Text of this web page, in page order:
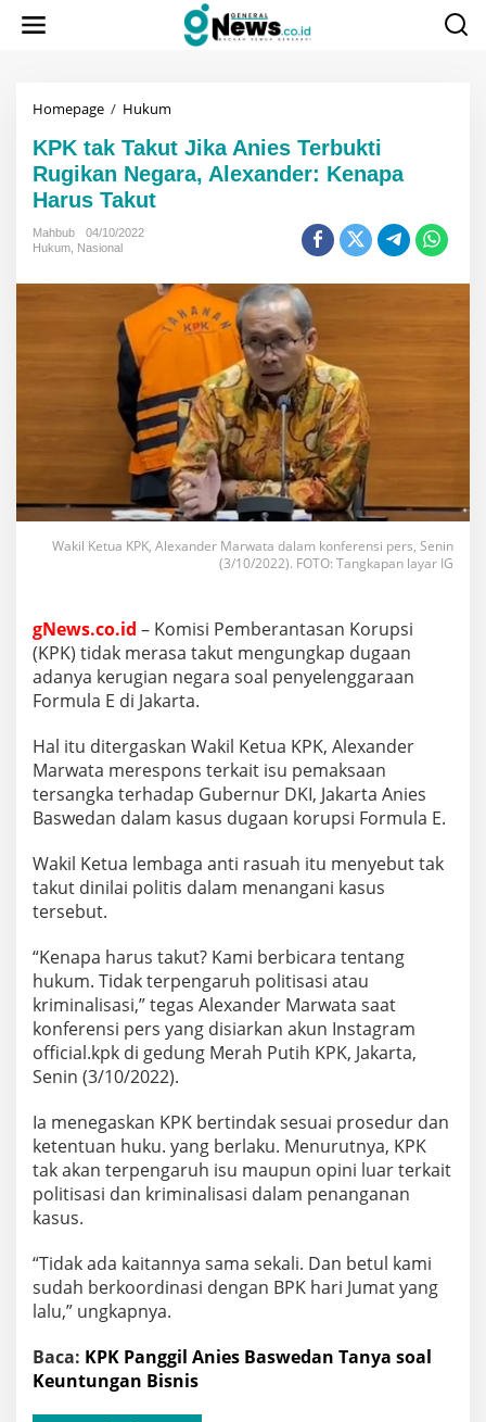
Homepage / Hukum
Takut
Jika
Anies
Kenapa
Harus
Takut
KPK tak Takut Jika Anies Terbukti
Rugikan Negara, Alexander: Kenapa
Harus Takut
Mahbub
04/10/2022
Hukum Nasional
Wakil Ketua KPK, Alexander Marwata dalam konferensi pers, Senin
(3/10/2022). FOTO: Tangkapan layar IG
gNews.co.id – Komisi Pemberantasan Korupsi
(KPK) tidak merasa takut mengungkap dugaan
adanya kerugian negara soal penyelenggaraan
Formula E di Jakarta.
Hal itu ditergaskan Wakil Ketua KPK, Alexander
Marwata merespons terkait isu pemaksaan
tersangka terhadap Gubernur DKI, Jakarta Anies
Baswedan dalam kasus dugaan korupsi Formula E.
Wakil Ketua lembaga anti rasuah itu menyebut tak
takut dinilai politis dalam menangani kasus
tersebut.
“Kenapa harus takut? Kami berbicara tentang
hukum. Tidak terpengaruh politisasi atau
kriminalisasi,” tegas Alexander Marwata saat
konferensi pers yang disiarkan akun Instagram
official.kpk di gedung Merah Putih KPK, Jakarta,
Senin (3/10/2022).
Ia menegaskan KPK bertindak sesuai prosedur dan
ketentuan huku. yang berlaku. Menurutnya, KPK
tak akan terpengaruh isu maupun opini luar terkait
politisasi dan kriminalisasi dalam penanganan
kasus.
“Tidak ada kaitannya sama sekali. Dan betul kami
sudah berkoordinasi dengan BPK hari Jumat yang
lalu,” ungkapnya.
Baca: KPK Panggil Anies Baswedan Tanya soal
Keuntungan Bisnis